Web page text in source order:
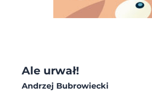
Ale urwał!
Andrzej Bubrowiecki